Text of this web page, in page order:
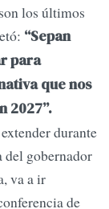
los últimos
“Sepan
para
que nos
2027”.
durante
del gobernador
va a ir
de